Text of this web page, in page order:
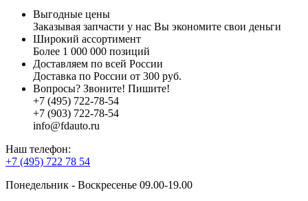
Выгодные цены
Заказывая запчасти у нас Вы экономите свои деньги
Широкий ассортимент
Более 1 000 000 позиций
Доставляем по всей России
Доставка по России от 300 руб.
Вопросы? Звоните! Пишите!
+7 (495) 722-78-54
+7 (903) 722-78-54
info@fdauto.ru
Наш телефон:
+7 (495) 722 78 54
Понедельник - Воскресенье 09.00-19.00